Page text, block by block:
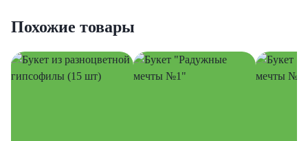
Похожие товары